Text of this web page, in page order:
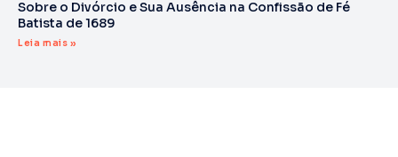
Sobre o Divórcio e Sua Ausência na Confissão de Fé
Batista de 1689
Leia mais »